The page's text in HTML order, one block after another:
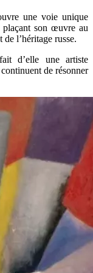
une voie unique
plaçant son œuvre au
l’héritage russe.
d’elle une artiste
de résonner